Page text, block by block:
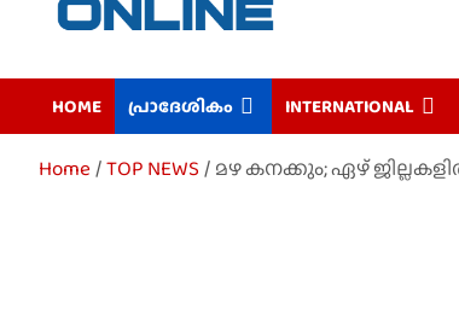
CTV Online
HOME പ്രാദേശികം INTERNATIONAL
Home TOP NEWS മഴ കനക്കും; ഏഴ്